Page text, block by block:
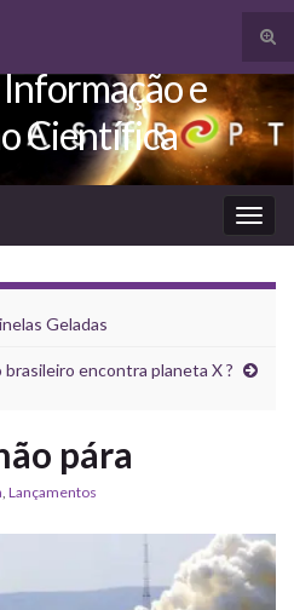
e
Científica
Geladas
encontra planeta X ?
pára
, Lançamentos